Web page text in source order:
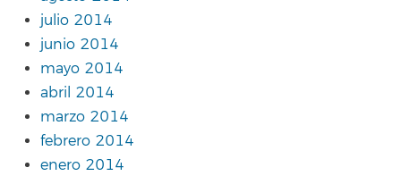
julio 2014
junio 2014
mayo 2014
abril 2014
marzo 2014
febrero 2014
enero 2014